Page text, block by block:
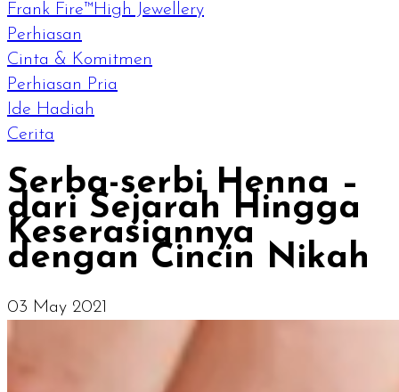
Frank Fire™High Jewellery
Perhiasan
Cinta & Komitmen
Perhiasan Pria
Ide Hadiah
Cerita
Serba-serbi Henna –
dari Sejarah Hingga
Keserasiannya
dengan Cincin Nikah
03 May 2021